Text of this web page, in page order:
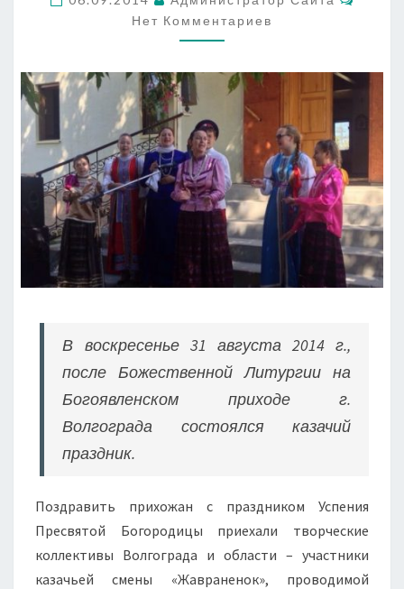
ПРИХОДЕ
Нет Комментариев
В воскресенье 31 августа 2014 г.,
после Божественной Литургии на
Богоявленском приходе г.
Волгограда состоялся казачий
праздник.
Поздравить прихожан с праздником Успения
Пресвятой Богородицы приехали творческие
коллективы Волгограда и области – участники
казачьей смены «Жавраненок», проводимой